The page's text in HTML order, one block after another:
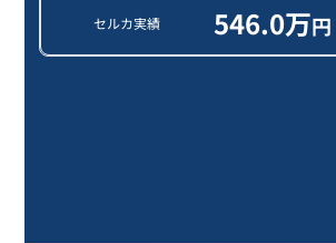
セルカ実績 546.0万円